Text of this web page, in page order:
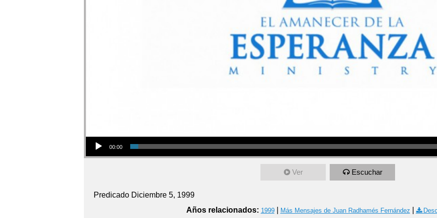
Audio Player
00:00
Ver Escuchar
Predicado Diciembre 5, 1999
Años relacionados: 1999| Más Mensajes de Juan Radhamés Fernández